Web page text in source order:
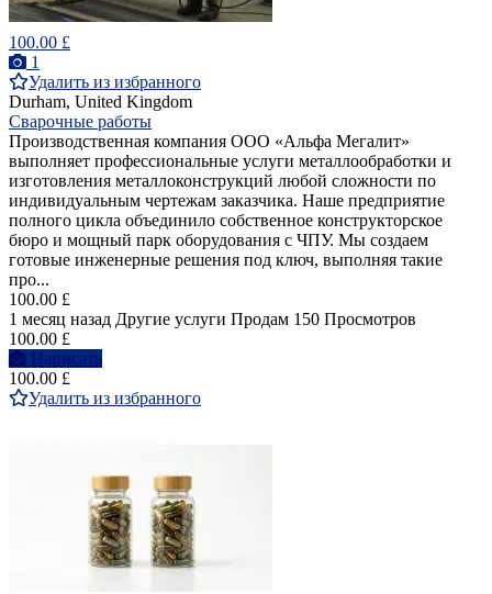
100.00 £
1
Удалить из избранного
Durham, United Kingdom
Сварочные работы
Производственная компания ООО «Альфа Мегалит»
выполняет профессиональные услуги металлообработки и
изготовления металлоконструкций любой сложности по
индивидуальным чертежам заказчика. Наше предприятие
полного цикла объединило собственное конструкторское
бюро и мощный парк оборудования с ЧПУ. Мы создаем
готовые инженерные решения под ключ, выполняя такие
про...
100.00 £
1 месяц назад Другие услуги Продам 150 Просмотров
100.00 £
Написать
100.00 £
Удалить из избранного